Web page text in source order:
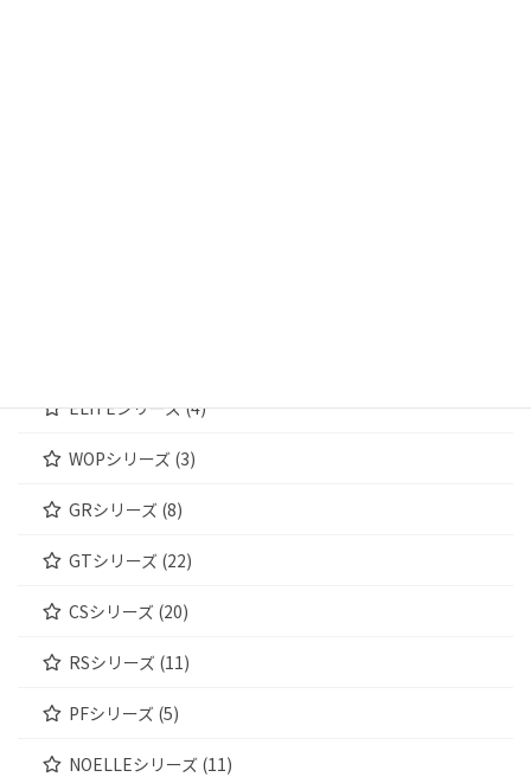
ELITEシリーズ (4)
WOPシリーズ (3)
GRシリーズ (8)
GTシリーズ (22)
CSシリーズ (20)
RSシリーズ (11)
PFシリーズ (5)
NOELLEシリーズ (11)